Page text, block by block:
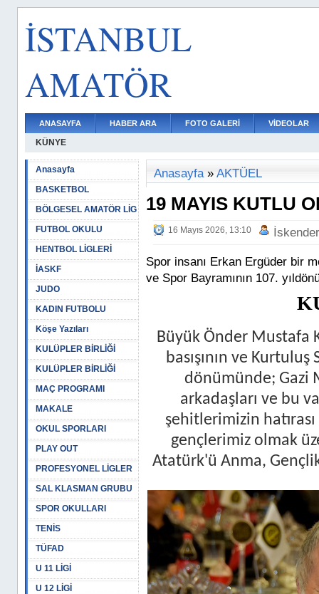
İSTANBUL
AMATÖR
ANASAYFA HABER ARA FOTO GALERİ VİDEOLAR
KÜNYE
Anasayfa
BASKETBOL
BÖLGESEL AMATÖR LİG
FUTBOL OKULU
HENTBOL LİGLERİ
İASKF
JUDO
KADIN FUTBOLU
Köşe Yazıları
KULÜPLER BİRLİĞİ
KULÜPLER BİRLİĞİ
MAÇ PROGRAMI
MAKALE
OKUL SPORLARI
PLAY OUT
PROFESYONEL LİGLER
SAL KLASMAN GRUBU
SPOR OKULLARI
TENİS
TÜFAD
U 11 LİGİ
U 12 LİGİ
Anasayfa» AKTÜEL
19 MAYIS KUTLU
16 Mayıs 2026, 13:10
Spor insanı Erkan Ergüder bir
ve Spor Bayramının 107.
Büyük Önder Mustafa
basışının ve Kurtuluş
dönümünde; Gazi
arkadaşları ve bu
şehitlerimizin
gençlerimiz olmak
Atatürk'ü Anma,